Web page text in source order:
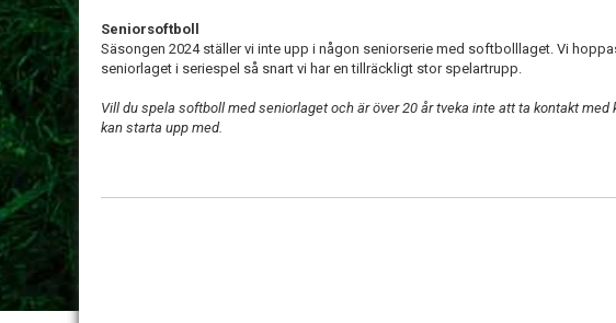
Seniorsoftboll
Säsongen 2024 ställer vi inte upp i någon seniorserie med softbolllaget. Vi
seniorlaget i seriespel så snart vi har en tillräckligt stor spelartrupp.
Vill du spela softboll med seniorlaget och är över 20 år tveka inte att ta kontakt med
kan starta upp med.